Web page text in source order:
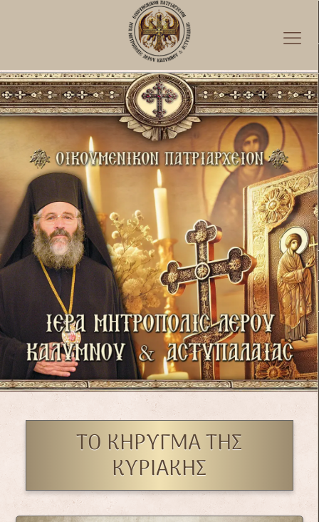
ΤΟ ΚΉΡΥΓΜΑ ΤΗΣ
ΚΥΡΙΑΚΉΣ